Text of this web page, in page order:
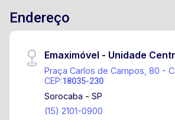
Endereço
Emaximóvel - Unidade
Praça Carlos de Campos, 80 -
CEP:18035-230
Sorocaba - SP
(15) 2101-0900